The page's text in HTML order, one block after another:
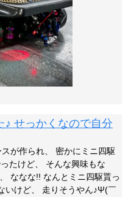
♪ せっかくなので自分
が作られ、 密かにミニ四駆
たけど、 そんな興味もな
ななな!! なんとミニ四駆貰っ
いけど、 走りそうやん♪Ψ(￣